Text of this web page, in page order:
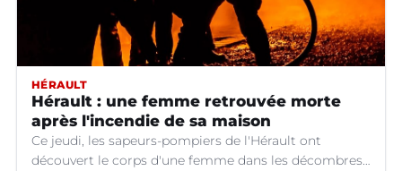
HÉRAULT
Hérault : une femme retrouvée morte
après l'incendie de sa maison
Ce jeudi, les sapeurs-pompiers de l'Hérault ont
découvert le corps d'une femme dans les décombres